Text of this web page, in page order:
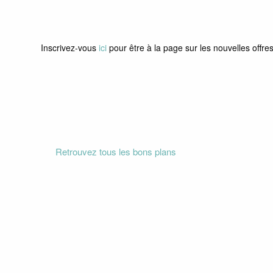
Inscrivez-vousici pour être à la page sur les nouvelles
Retrouvez tous les bons plans